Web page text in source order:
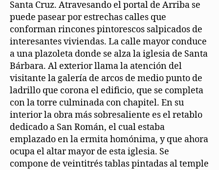
Santa Cruz. Atravesando el portal de Arriba se
puede pasear por estrechas calles que
conforman rincones pintorescos salpicados de
interesantes viviendas. La calle mayor conduce
a una plazoleta donde se alza la iglesia de Santa
Bárbara. Al exterior llama la atención del
visitante la galería de arcos de medio punto de
ladrillo que corona el edificio, que se completa
con la torre culminada con chapitel. En su
interior la obra más sobresaliente es el retablo
dedicado a San Román, el cual estaba
emplazado en la ermita homónima, y que ahora
ocupa el altar mayor de esta iglesia. Se
compone de veintitrés tablas pintadas al temple